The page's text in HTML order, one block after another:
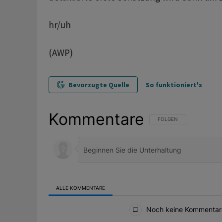
hr/uh
(AWP)
Bevorzugte Quelle So funktioniert's
Kommentare FOLGE DIESER
FOLGEN
ALLE KOMMENTARE
Noch keine